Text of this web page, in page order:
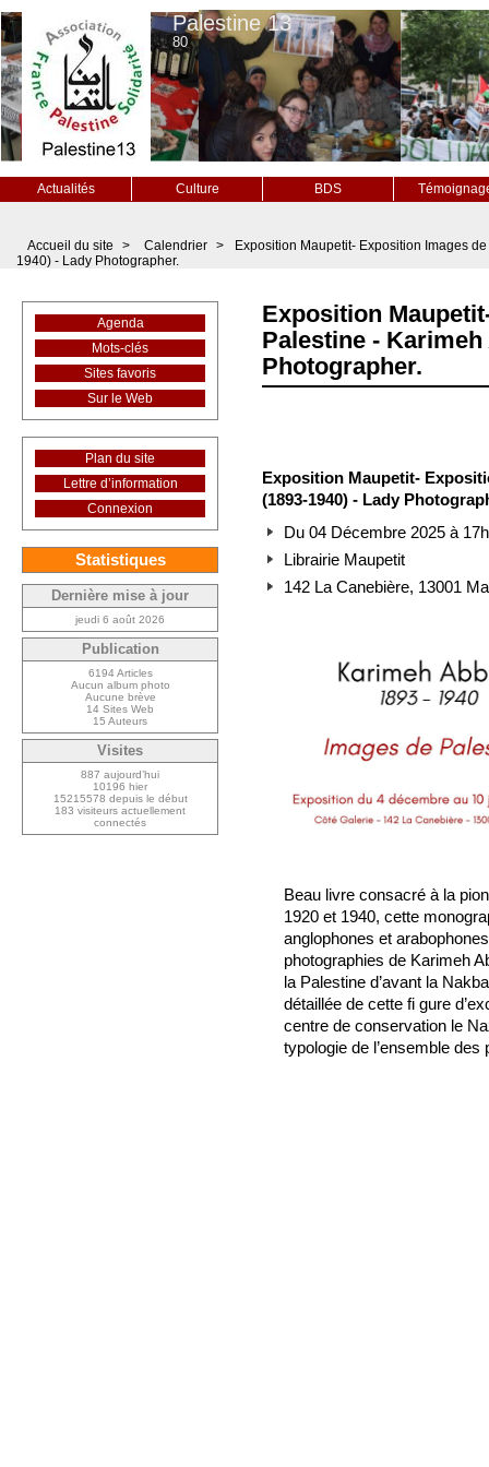
Palestine 13
80
Actualités Culture BDS
Accueil du site > Calendrier >
Exposition Maupetit- Exposition Images
1940) - Lady Photographer.
Exposition
Palestine - Karimeh
Photographer.
Exposition Maupetit-
(1893-1940) - Lady
Du 04 Décembre 2025 à
Librairie Maupetit
142 La Canebière, 13001
Beau livre consacré à la
1920 et 1940, cette
anglophones et
photographies de Karimeh
la Palestine d’avant la
détaillée de cette fi gure
centre de conservation le
typologie de l’ensemble
Agenda
Mots-clés
Sites favoris
Sur le Web
Plan du site
Lettre d’information
Connexion
Statistiques
Dernière mise à jour
jeudi 6 août 2026
Publication
6194 Articles
Aucun album photo
Aucune brève
14 Sites Web
15 Auteurs
Visites
887 aujourd’hui
10196 hier
15215578 depuis le début
183 visiteurs actuellement
connectés